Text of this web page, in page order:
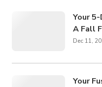
Your
A Fall
Dec 11,
Your